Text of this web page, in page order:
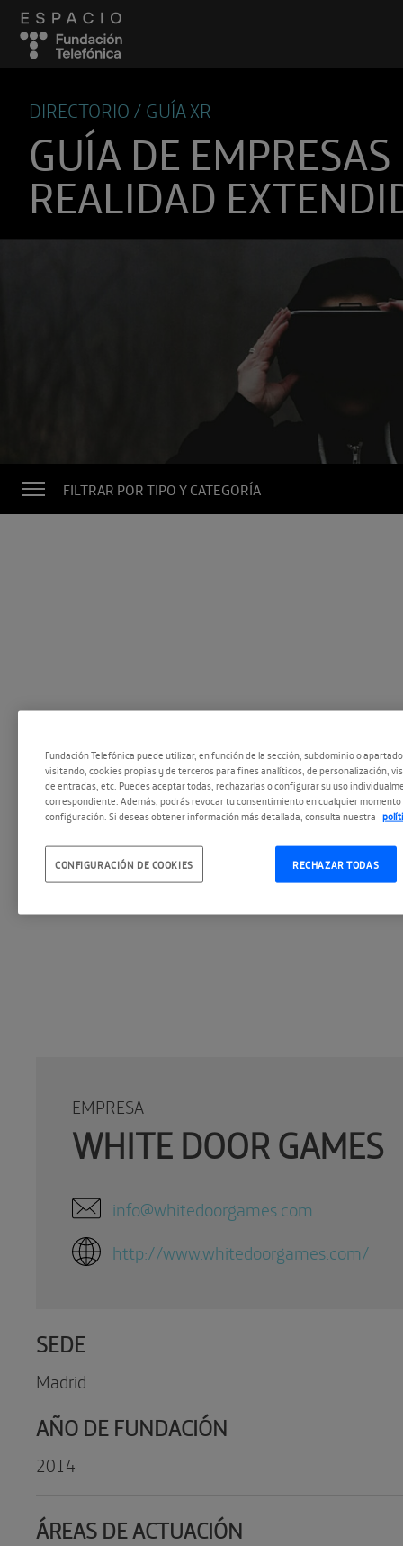
DIRECTORIO / GUÍA XR
GUÍA DE
REALIDAD
FILTRAR POR TIPO Y CATEGORÍA
EMPRESA
WHITE DOOR GAMES
info@whitedoorgames.com
http://www.whitedoorgames.com/
SEDE
Madrid
AÑO DE FUNDACIÓN
2014
ÁREAS DE ACTUACIÓN
Fundación Telefónica puede utilizar, en función de la sección, subdominio o
visitando, cookies propias y de terceros para fines analíticos, de personalización,
de entradas, etc. Puedes aceptar todas, rechazarlas o configurar su uso
correspondiente. Además, podrás revocar tu consentimiento en cualquier momento
configuración. Si deseas obtener información más detallada, consulta nuestra
RECHAZAR TODAS
CONFIGURACIÓN DE COOKIES